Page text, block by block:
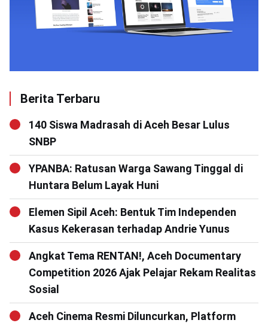
Berita Terbaru
140 Siswa Madrasah di Aceh Besar Lulus
SNBP
YPANBA: Ratusan Warga Sawang Tinggal di
Huntara Belum Layak Huni
Elemen Sipil Aceh: Bentuk Tim Independen
Kasus Kekerasan terhadap Andrie Yunus
Angkat Tema RENTAN!, Aceh Documentary
Competition 2026 Ajak Pelajar Rekam Realitas
Sosial
Aceh Cinema Resmi Diluncurkan, Platform